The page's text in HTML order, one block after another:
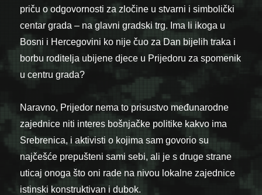
priču o odgovornosti za zločine u stvarni i simbolički
centar grada – na glavni gradski trg. Ima li ikoga u
Bosni i Hercegovini ko nije čuo za Dan bijelih traka i
borbu roditelja ubijene djece u Prijedoru za spomenik
u centru grada?
Naravno, Prijedor nema to prisustvo međunarodne
zajednice niti interes bošnjačke politike kakvo ima
Srebrenica, i aktivisti o kojima sam govorio su
najčešće prepušteni sami sebi, ali je s druge strane
uticaj onoga što oni rade na nivou lokalne zajednice
istinski konstruktivan i dubok.